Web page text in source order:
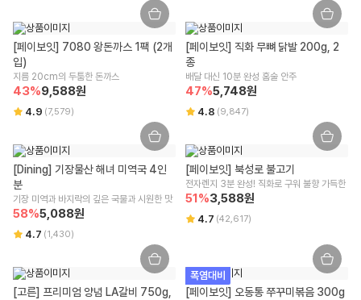
윙잇 고객센터 : 1599-3108
알레르기 유발물질 표시
위원회 고시)에 의해 안내를 드립니다.
교환/반품 방법 안내
리빙/실온 상품에 한 해 받으신 날부터 7일 이내 교환/반품이 가능하며, 윙
잇 또는 위수탁 업체에 문의가 필요합니다.
사이즈/색상/옵션 등 단순 변심/주문 착오로 인한 교환/반품 비용은 고객
부담입니다.
단, 회수된 상품 상태에 따라 교환/반품 가능 여부가 달라질 수 있는 점 양
해 부탁드립니다.
구매 시 선택한 옵션과 수량 또는 프로모션 적용 여부에 따라 교환/반품 배
송비가 변경될 수 있습니다.
교환/반품(왕복) 배송비 : 8,000원
제주/도서산간 지역은 추가 운임이 발생할 수 있습니다.
주문/결제 취소 안내
주문 취소
주문 상태와 주문 마감 시간에 따라 취소 가능 여부가 달라지며, [배송준비
중] 상태에서는 상품 포장 및 출고 작업이 진행 중이므로 취소가 어려운 점
양해 부탁드립니다.
[페이보잇] 7080 왕돈까스 1팩 (2개
입)
지름 20cm의 두툼한 돈까스
43%9,588원
4.9 (7,579)
[페이보잇] 직화 무뼈 닭발 200g, 2
종
배달 대신 10분 완성 홈술 안주
47%5,748원
4.8 (9,847)
[Dining] 기장물산 해녀 미역국 4인
분
기장 미역과 바지락의 깊은 국물과 시원한 맛
58%5,088원
4.7 (1,430)
[페이보잇] 북성로 불고기
전자렌지 3분 완성! 직화로 구워 불향 가득한
51%3,588원
4.7 (42,617)
[고른] 프리미엄 양념 LA갈비 750g,
폭염대비
[페이보잇] 오동통 쭈꾸미볶음 300g